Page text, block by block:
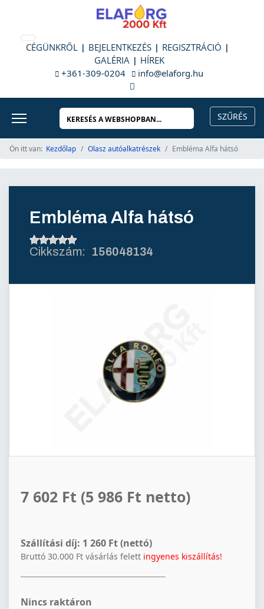
CÉGÜNKRŐL BEJELENTKEZÉS
REGISZTRÁCIÓ
GALÉRIA
HÍREK
+361-309-0204
info@elaforg.hu
Ön itt van: Kezdőlap Olasz autóalkatrészek Embléma Alfa hátsó
Embléma Alfa hátsó
156048134
7 602 Ft (5 986 Ft netto)
Szállítási díj: 1 260 Ft (nettó)
Bruttó 30.000 Ft vásárlás felett ingyenes kiszállítás!
Nincs raktáron